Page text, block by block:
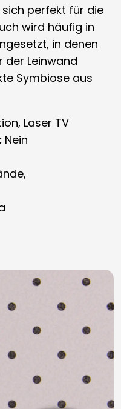
perfekt für die
wird häufig in
in denen
der Leinwand
Symbiose aus
Laser TV
Nein